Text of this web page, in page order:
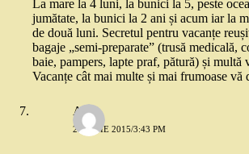
La mare la 4 luni, la bunici la 5, peste
jumătate, la bunici la 2 ani și acum iar la
de două luni. Secretul pentru vacanțe
bagaje „semi-preparate” (trusă medicală,
baie, pampers, lapte praf, pătură) și multă
Vacanțe cât mai multe și mai frumoase vă
Ana
21 IULIE 2015/3:43 PM